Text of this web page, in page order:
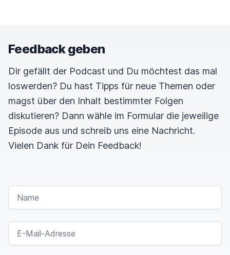
Feedback geben
Dir gefällt der Podcast und Du möchtest das mal
loswerden? Du hast Tipps für neue Themen oder
magst über den Inhalt bestimmter Folgen
diskutieren? Dann wähle im Formular die jeweilige
Episode aus und schreib uns eine Nachricht.
Vielen Dank für Dein Feedback!
NAME
E-MAIL-ADRESSE